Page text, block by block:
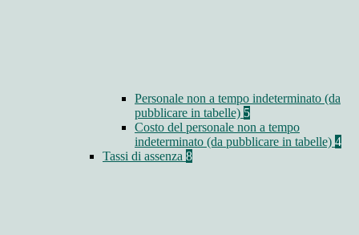
Personale non a tempo indeterminato (da
pubblicare in tabelle) 5
Costo del personale non a tempo
indeterminato (da pubblicare in tabelle) 4
Tassi di assenza 8